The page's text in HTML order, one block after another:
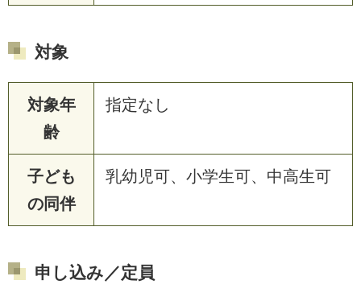
対象
対象年
齢
指定なし
子ども
の同伴
乳幼児可、小学生可、中高生可
申し込み／定員